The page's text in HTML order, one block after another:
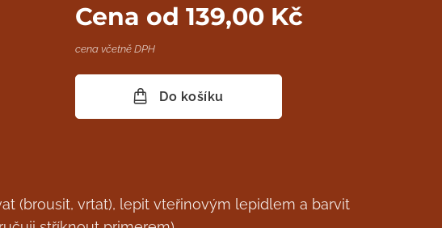
Cena od139,00 Kč
cena včetně DPH
Do košíku
(brousit, vrtat), lepit vteřinovým lepidlem a barvit